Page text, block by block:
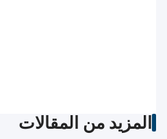
المزيد من المقالات